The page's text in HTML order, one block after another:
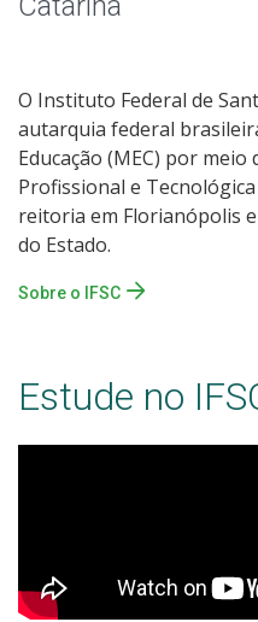
O Instituto Federal de
autarquia federal
Educação (MEC) por meio
Profissional e
reitoria em Florianópolis
do Estado.
Sobre o IFSC
Estude no